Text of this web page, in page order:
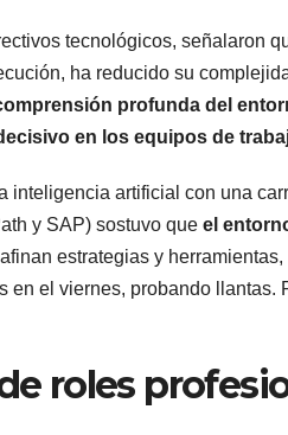
tecnológicos, señalaron
ha reducido su
profunda del
en los equipos de
inteligencia artificial con una
y SAP) sostuvo que el
estrategias y
en el viernes, probando
roles